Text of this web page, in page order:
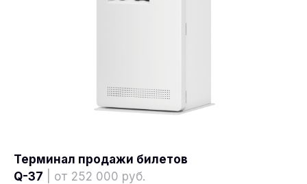
Терминал продажи билетов
Q-37 | от 252 000 руб.